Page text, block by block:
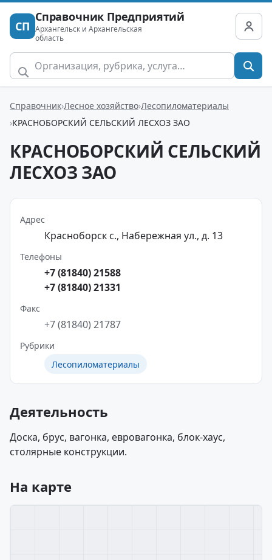
СП
Справочник Предприятий
Архангельск и Архангельская
область
Справочник Лесное хозяйство Лесопиломатериалы
КРАСНОБОРСКИЙ СЕЛЬСКИЙ ЛЕСХОЗ ЗАО
КРАСНОБОРСКИЙ СЕЛЬСКИЙ
ЛЕСХОЗ ЗАО
Адрес
Красноборск с., Набережная ул., д. 13
Телефоны
+7 (81840) 21588
+7 (81840) 21331
Факс
+7 (81840) 21787
Рубрики
Лесопиломатериалы
Деятельность
Доска, брус, вагонка, евровагонка, блок-хаус,
столярные конструкции.
На карте